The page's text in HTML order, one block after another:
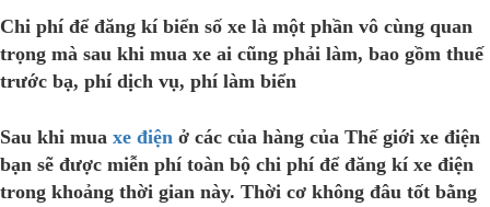
Chi phí để đăng kí biển số xe là một phần vô cùng quan
trọng mà sau khi mua xe ai cũng phải làm, bao gồm thuế
trước bạ, phí dịch vụ, phí làm biển
Sau khi mua xe điện ở các của hàng của Thế giới xe điện
bạn sẽ được miễn phí toàn bộ chi phí để đăng kí xe điện
trong khoảng thời gian này. Thời cơ không đâu tốt bằng